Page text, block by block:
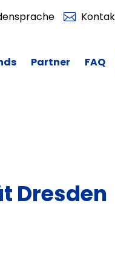
Partner FAQ
Dresden